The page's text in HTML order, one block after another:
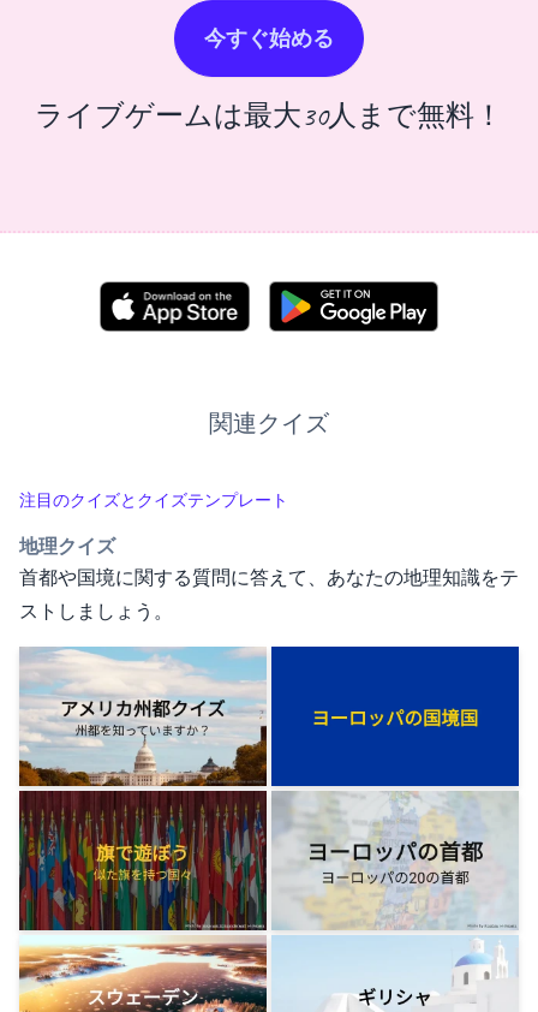
今すぐ始める
ライブゲームは最大30人まで無料！
関連クイズ
注目のクイズとクイズテンプレート
地理クイズ
首都や国境に関する質問に答えて、あなたの地理知識をテ
ストしましょう。